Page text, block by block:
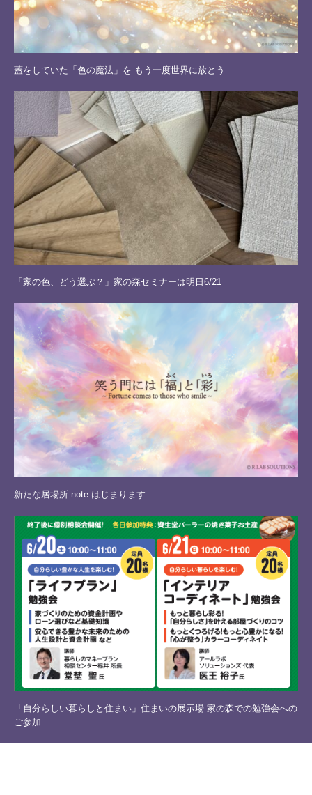
蓋をしていた「色の魔法」を もう一度世界に放とう
「家の色、どう選ぶ？」家の森セミナーは明日6/21
新たな居場所 note はじまります
「自分らしい暮らしと住まい」住まいの展示場 家の森での勉強会への
ご参加…